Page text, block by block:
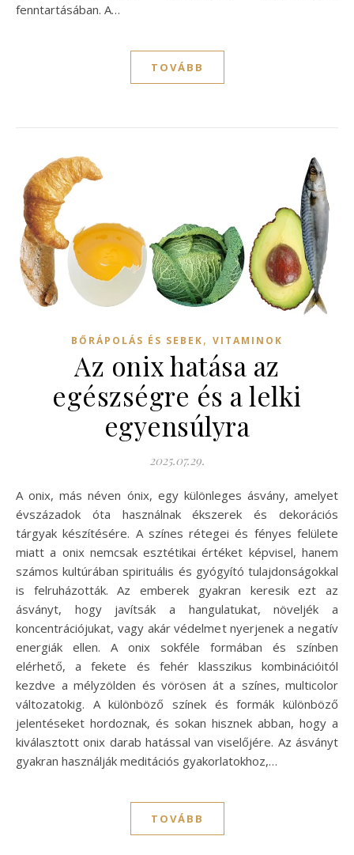
fenntartásában. A…
TOVÁBB
BŐRÁPOLÁS ÉS SEBEK, VITAMINOK
Az onix hatása az
egészségre és a lelki
egyensúlyra
2025.07.29.
A onix, más néven ónix, egy különleges ásvány, amelyet
évszázadok óta használnak ékszerek és dekorációs
tárgyak készítésére. A színes rétegei és fényes felülete
miatt a onix nemcsak esztétikai értéket képvisel, hanem
számos kultúrában spirituális és gyógyító tulajdonságokkal
is felruházották. Az emberek gyakran keresik ezt az
ásványt, hogy javítsák a hangulatukat, növeljék a
koncentrációjukat, vagy akár védelmet nyerjenek a negatív
energiák ellen. A onix sokféle formában és színben
elérhető, a fekete és fehér klasszikus kombinációitól
kezdve a mélyzölden és vörösen át a színes, multicolor
változatokig. A különböző színek és formák különböző
jelentéseket hordoznak, és sokan hisznek abban, hogy a
kiválasztott onix darab hatással van viselőjére. Az ásványt
gyakran használják meditációs gyakorlatokhoz,…
TOVÁBB